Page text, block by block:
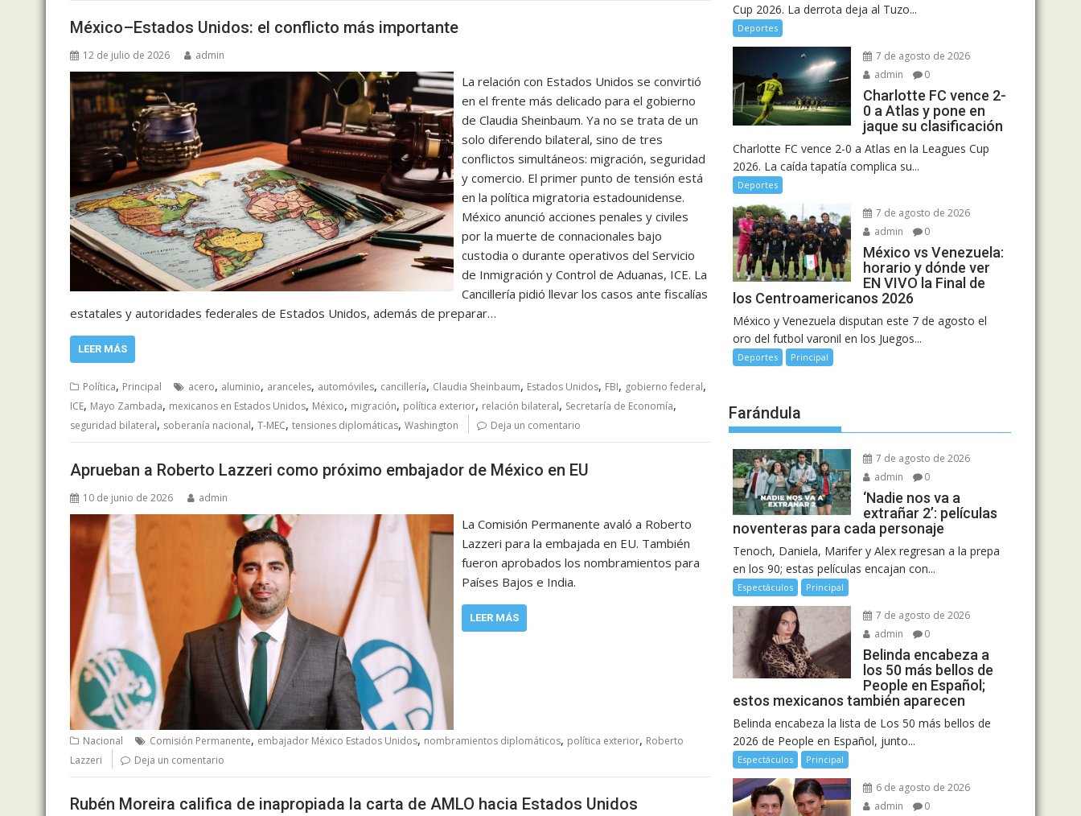
México–Estados Unidos: el conflicto más importante
12 de julio de 2026 admin
La relación con Estados Unidos se convirtió
en el frente más delicado para el gobierno
de Claudia Sheinbaum. Ya no se trata de un
solo diferendo bilateral, sino de tres
conflictos simultáneos: migración, seguridad
y comercio. El primer punto de tensión está
en la política migratoria estadounidense.
México anunció acciones penales y civiles
por la muerte de connacionales bajo
custodia o durante operativos del Servicio
de Inmigración y Control de Aduanas, ICE. La
Cancillería pidió llevar los casos ante fiscalías
estatales y autoridades federales de Estados Unidos, además de preparar…
LEER MÁS
Política, Principal acero, aluminio, aranceles, automóviles, cancillería, Claudia Sheinbaum, Estados Unidos, FBI, gobierno federal,
ICE, Mayo Zambada, mexicanos en Estados Unidos, México, migración, política exterior, relación bilateral, Secretaría de Economía,
seguridad bilateral, soberanía nacional, T-MEC, tensiones diplomáticas, Washington Deja un comentario
Aprueban a Roberto Lazzeri como próximo embajador de México en EU
10 de junio de 2026 admin
La Comisión Permanente avaló a Roberto
Lazzeri para la embajada en EU. También
fueron aprobados los nombramientos para
Países Bajos e India.
LEER MÁS
Nacional Comisión Permanente, embajador México Estados Unidos, nombramientos diplomáticos, política exterior, Roberto
Lazzeri
Deja un comentario
Rubén Moreira califica de inapropiada la carta de AMLO hacia Estados Unidos
Cup 2026. La derrota deja al Tuzo...
Deportes
7 de agosto de 2026
admin
0
Charlotte FC vence 2-
0 a Atlas y pone en
jaque su clasificación
Charlotte FC vence 2-0 a Atlas en la Leagues Cup
2026. La caída tapatía complica su...
Deportes
7 de agosto de 2026
admin
0
México vs Venezuela:
horario y dónde ver
EN VIVO la Final de
los Centroamericanos 2026
México y Venezuela disputan este 7 de agosto el
oro del futbol varonil en los Juegos...
Deportes Principal
Farándula
7 de agosto de 2026
admin
0
‘Nadie nos va a
extrañar 2’: películas
noventeras para cada personaje
Tenoch, Daniela, Marifer y Alex regresan a la prepa
en los 90; estas películas encajan con...
Espectáculos Principal
7 de agosto de 2026
admin
0
Belinda encabeza a
los 50 más bellos de
People en Español;
estos mexicanos también aparecen
Belinda encabeza la lista de Los 50 más bellos de
2026 de People en Español, junto...
Espectáculos Principal
6 de agosto de 2026
admin
0